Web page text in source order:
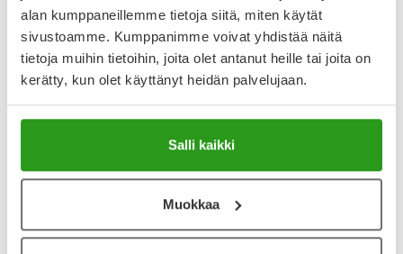
alan kumppaneillemme tietoja siitä, miten käytät
sivustoamme. Kumppanimme voivat yhdistää näitä
tietoja muihin tietoihin, joita olet antanut heille tai joita on
kerätty, kun olet käyttänyt heidän palvelujaan.
Salli kaikki
Muokkaa
Lääkkeillä ja reseptillä ostetuilla tuotteilla ei ole
palautusoikeutta.
Katso kaikki TELMISARTAN STADA-tuotteet